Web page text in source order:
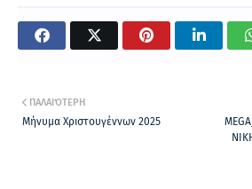
ΠΑΛΑΙΌΤΕΡΗ
Μήνυμα Χριστουγέννων 2025